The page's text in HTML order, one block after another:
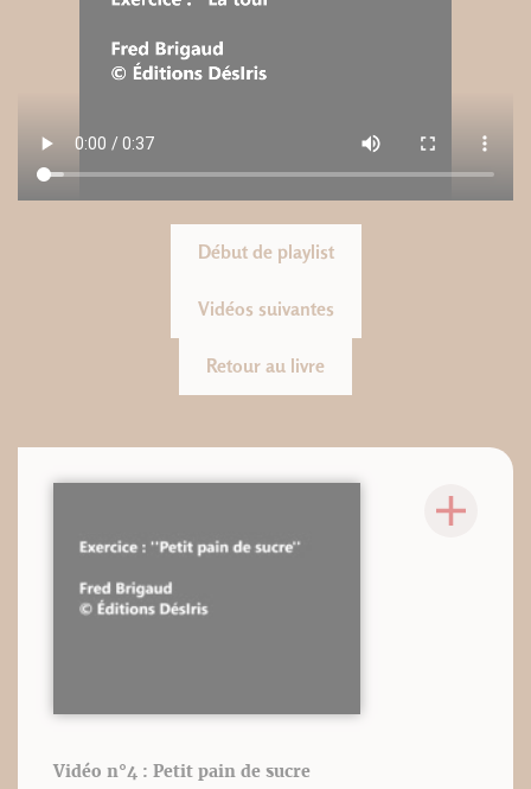
Début de playlist
Vidéos suivantes
Retour au livre
Vidéo n°4 : Petit pain de sucre